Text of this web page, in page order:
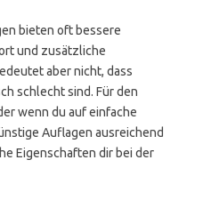
bieten oft bessere
und zusätzliche
aber nicht, dass
schlecht sind. Für den
wenn du auf einfache
Auflagen ausreichend
Eigenschaften dir bei der